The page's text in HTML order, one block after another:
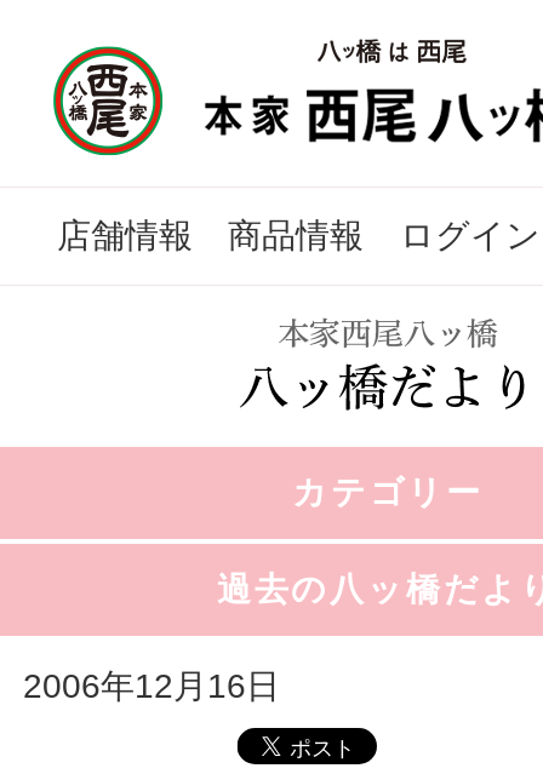
店舗情報 商品情報 ログイン
カテゴリー
過去の八ッ橋だよ
2006年12月16日